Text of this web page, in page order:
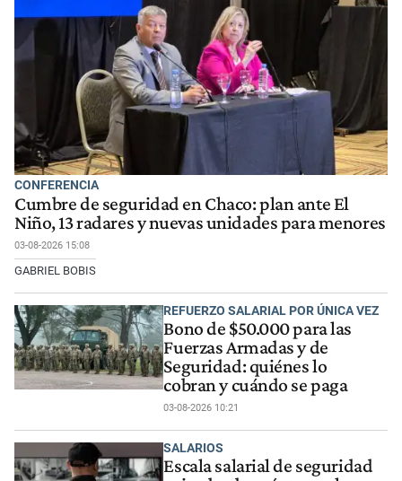
CONFERENCIA
Cumbre de seguridad en Chaco: plan ante El
Niño, 13 radares y nuevas unidades para menores
03-08-2026 15:08
GABRIEL BOBIS
REFUERZO SALARIAL POR ÚNICA VEZ
Bono de $50.000 para las
Fuerzas Armadas y de
Seguridad: quiénes lo
cobran y cuándo se paga
03-08-2026 10:21
SALARIOS
Escala salarial de seguridad